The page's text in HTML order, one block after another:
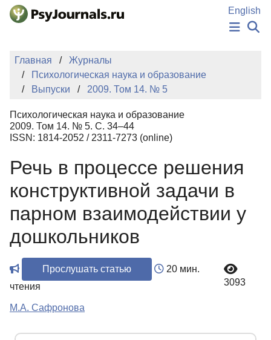
Перейти к основному содержанию
English
НОВОСТИ
ИЗДАНИЯ
АВТОРЫ
БАЗА ЗНАНИЙ
КЛЮЧЕВЫЕ СЛОВА
Регистрация
Главная
Журналы
Психологическая наука и образование
Выпуски
2009. Том 14. № 5
Психологическая наука и образование
2009. Том 14. № 5. С. 34–44
ISSN: 1814-2052 / 2311-7273 (online)
Речь в процессе решения
конструктивной задачи в
парном взаимодействии у
дошкольников
Прослушать статью
20 мин.
чтения
3093
М.А. Сафронова